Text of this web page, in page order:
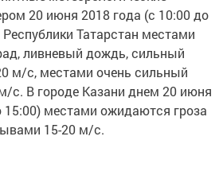
20 июня 2018 года (с 10:00 до
Татарстан местами
ливневый дождь, сильный
м/с, местами очень сильный
с. В городе Казани днем 20 июня
15:00) местами ожидаются гроза
15-20 м/с.